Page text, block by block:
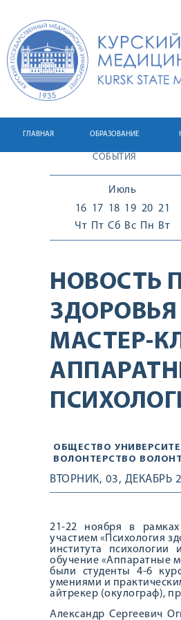
ГЛАВНАЯ ОБРАЗОВАНИЕ
СОБЫТИЯ
Июль
16
Чт
17
Пт
18
Сб
19
Вс
20
Пн
21
Вт
НОВОСТЬ
МАСТЕР-
ОБЩЕСТВО
ВОЛОНТЕРСТВО
ВТОРНИК, 03, ДЕКАБРЬ
21-22 ноября в
участием «Психология
института
обучение «Аппаратные
были студенты 4-6
умениями и
айтрекер (окулограф),
Александр Сергеевич